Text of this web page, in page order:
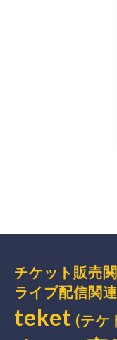
チケット販売
ライブ配信関連
teket (テケ